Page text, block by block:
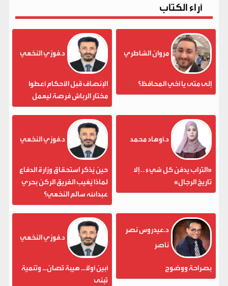
آراء الكتاب
مروان الشاطري
إلى متى يا أخي المحافظ؟
د.فوزي النخعي
الإنصاف قبل الأحكام أعطوا
مختار الرباش فرصة ليعمل
د.أوهاد محمد
«التراب يدفن كل شيء . . إلا
تاريخ الرجال»
د.فوزي النخعي
حين يُذكر استحقاق وزارة الدفاع
لماذا يُغيب الفريق الركن بحري
عبدالله سالم النخعي؟
د.عيدروس نصر
ناصر
بصراحة ووضوح
د.فوزي النخعي
أبين أولاً... هيبة تُصان... وتنمية
تُبنى